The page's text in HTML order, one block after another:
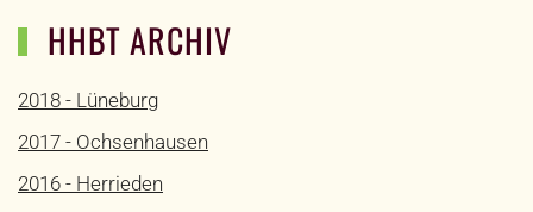
HHBT ARCHIV
2018 - Lüneburg
2017 - Ochsenhausen
2016 - Herrieden